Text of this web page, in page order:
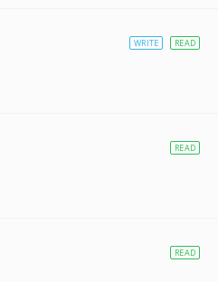
WRITE READ
READ
READ